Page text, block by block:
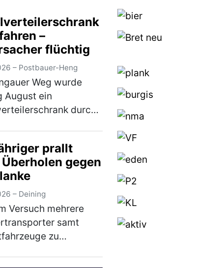
–
flüchtig
– Postbauer-Heng
Weg wurde
August ein
durch
sich unerlaubt von
ohne sich um
(mehr)
prallt
gegen
– Deining
Versuch mehrere
samt
zu